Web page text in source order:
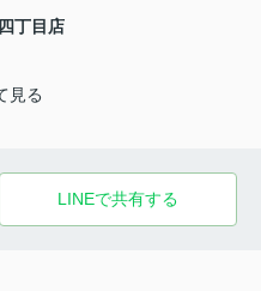
丁目店
見る
LINEで共有する